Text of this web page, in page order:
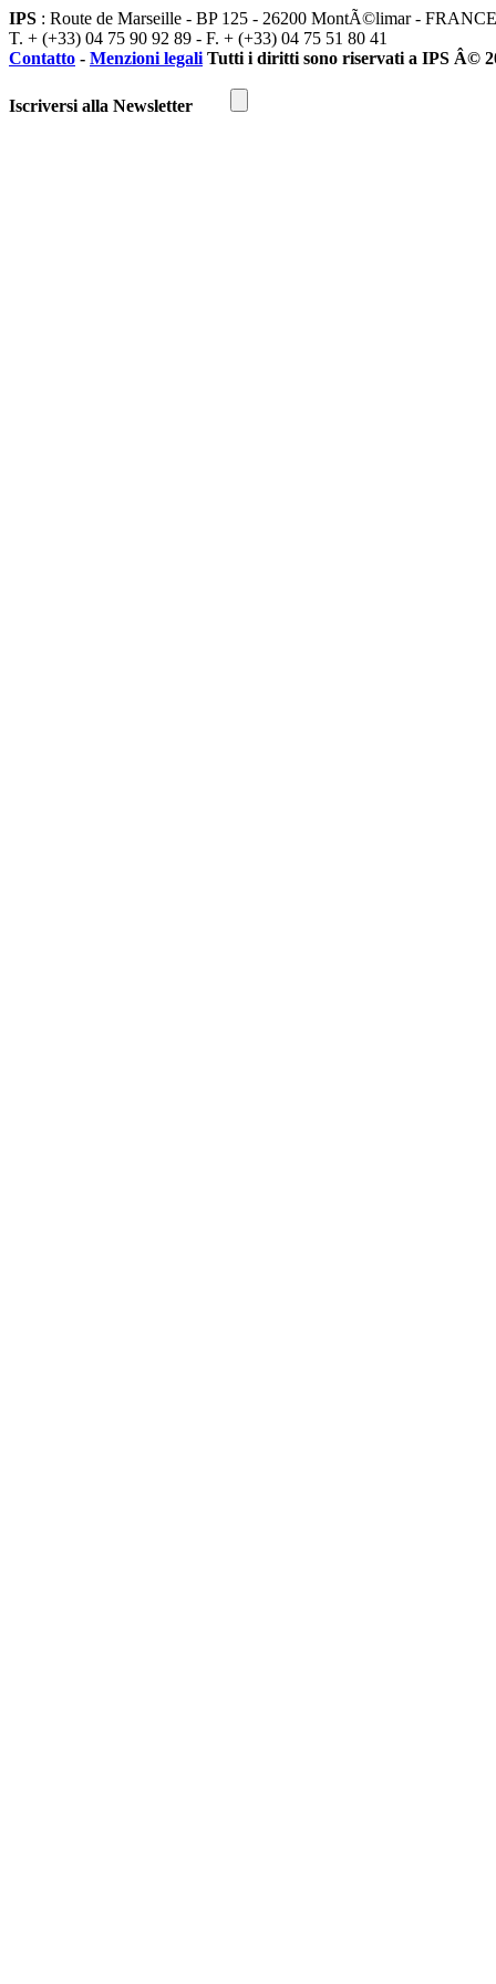
IPS : Route de Marseille - BP 125 - 26200 MontÃ©limar - FRANCE
T. + (+33) 04 75 90 92 89 - F. + (+33) 04 75 51 80 41
Contatto - Menzioni legali Tutti i diritti sono riservati a IPS Â©
Iscriversi alla Newsletter